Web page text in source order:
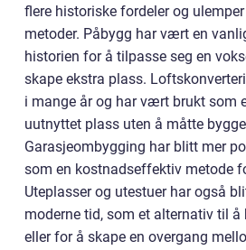
flere historiske fordeler og
metoder. Påbygg har vært en
historien for å tilpasse seg en
skape ekstra plass.
i mange år og har vært brukt som
uutnyttet plass uten å måtte
Garasjeombygging har blitt mer
som en kostnadseffektiv metode
Uteplasser og utestuer har også
moderne tid, som et alternativ til å
eller for å skape en overgang